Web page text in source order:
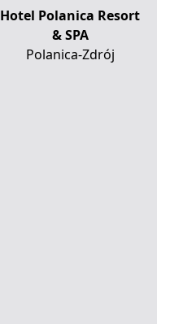
Hotel Polanica Resort
& SPA
Polanica-Zdrój